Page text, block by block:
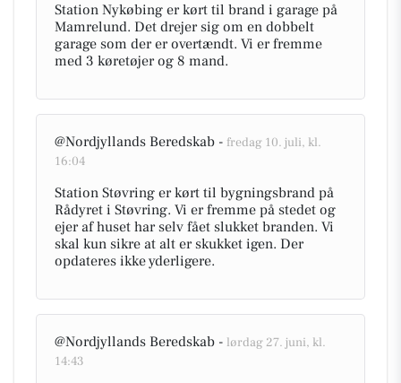
Station Nykøbing er kørt til brand i garage på
Mamrelund. Det drejer sig om en dobbelt
garage som der er overtændt. Vi er fremme
med 3 køretøjer og 8 mand.
@Nordjyllands Beredskab - fredag 10. juli, kl.
16:04
Station Støvring er kørt til bygningsbrand på
Rådyret i Støvring. Vi er fremme på stedet og
ejer af huset har selv fået slukket branden. Vi
skal kun sikre at alt er skukket igen. Der
opdateres ikke yderligere.
@Nordjyllands Beredskab - lørdag 27. juni, kl.
14:43